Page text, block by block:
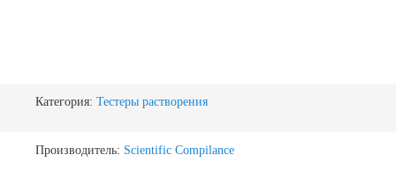
Категория: Тестеры растворения
Производитель: Scientific Compilance